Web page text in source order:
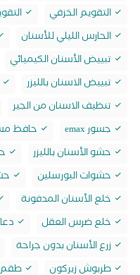
التقويم الخزفي
الحارس الليلي للأسنان
تبييض الأسنان الكيميائي
تبييض الاسنان بالليزر
تنظيف الاسنان من الجير
جسور emax
حافظ
حشو الأسنان بالليزر
حشوات البورسلين
خلع الأسنان المدفونة
خلع ضرس العقل
زرع الأسنان بدون جراحة
طربوش زيركون
طقم